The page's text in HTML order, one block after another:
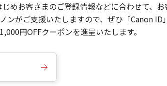
めお客さまのご登録情報などに合わせて、お
ンがご支援いたしますので、ぜひ「Canon ID
円OFFクーポンを進呈いたします。